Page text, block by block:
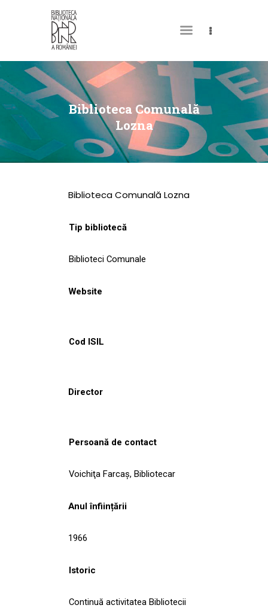
Biblioteca Comunală
Lozna
DESPRE NOI
PERMISUL MEU DE
BIBLIOTECĂ
CATALOAGE ȘI
COLECȚII
CULTURALE
NOUTĂȚI
Biblioteca Comunală Lozna
Tip bibliotecă
Biblioteci Comunale
Website
Cod ISIL
Director
Persoană de contact
Voichiţa Farcaş, Bibliotecar
Anul înființării
1966
Istoric
Continuă activitatea Bibliotecii